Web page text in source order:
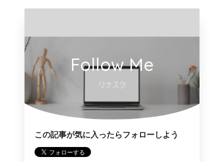
Follow Me
この記事が気に入ったらフォローしよう